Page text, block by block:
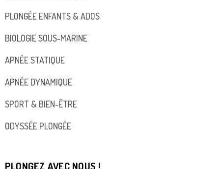
PLONGÉE ENFANTS & ADOS
BIOLOGIE SOUS-MARINE
APNÉE STATIQUE
APNÉE DYNAMIQUE
SPORT & BIEN-ÊTRE
ODYSSÉE PLONGÉE
PLONGEZ AVEC NOUS !